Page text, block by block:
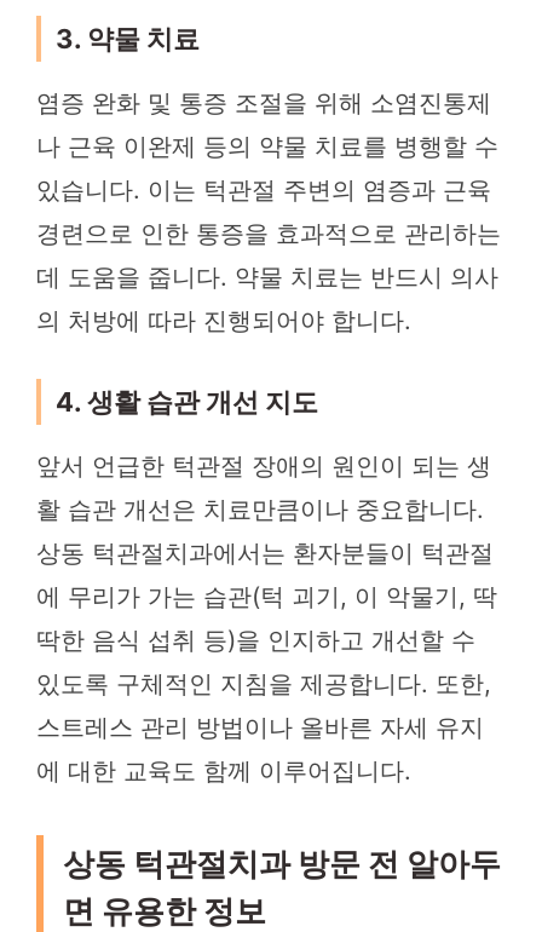
3. 약물 치료
염증 완화 및 통증 조절을 위해 소염진통제
나 근육 이완제 등의 약물 치료를 병행할 수
있습니다. 이는 턱관절 주변의 염증과 근육
경련으로 인한 통증을 효과적으로 관리하는
데 도움을 줍니다. 약물 치료는 반드시 의사
의 처방에 따라 진행되어야 합니다.
4. 생활 습관 개선 지도
앞서 언급한 턱관절 장애의 원인이 되는 생
활 습관 개선은 치료만큼이나 중요합니다.
상동 턱관절치과에서는 환자분들이 턱관절
에 무리가 가는 습관(턱 괴기, 이 악물기, 딱
딱한 음식 섭취 등)을 인지하고 개선할 수
있도록 구체적인 지침을 제공합니다. 또한,
스트레스 관리 방법이나 올바른 자세 유지
에 대한 교육도 함께 이루어집니다.
상동 턱관절치과 방문 전 알아두
면 유용한 정보